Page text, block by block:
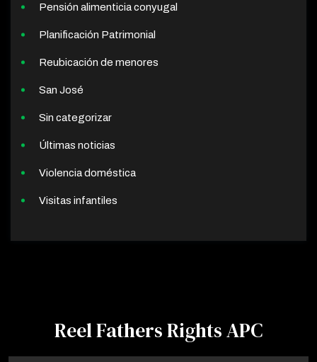
Pensión alimenticia conyugal
Planificación Patrimonial
Reubicación de menores
San José
Sin categorizar
Últimas noticias
Violencia doméstica
Visitas infantiles
Reel Fathers Rights APC